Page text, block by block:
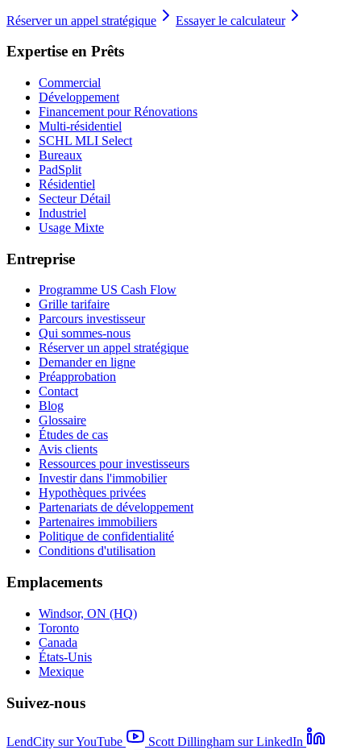
Réserver un appel stratégique Essayer le calculateur
Expertise en Prêts
Commercial
Développement
Financement pour Rénovations
Multi-résidentiel
SCHL MLI Select
Bureaux
PadSplit
Résidentiel
Secteur Détail
Industriel
Usage Mixte
Entreprise
Programme US Cash Flow
Grille tarifaire
Parcours investisseur
Qui sommes-nous
Réserver un appel stratégique
Demander en ligne
Préapprobation
Contact
Blog
Glossaire
Études de cas
Avis clients
Ressources pour investisseurs
Investir dans l'immobilier
Hypothèques privées
Partenariats de développement
Partenaires immobiliers
Politique de confidentialité
Conditions d'utilisation
Emplacements
Windsor, ON (HQ)
Toronto
Canada
États-Unis
Mexique
Suivez-nous
LendCity sur YouTube
Scott Dillingham sur LinkedIn